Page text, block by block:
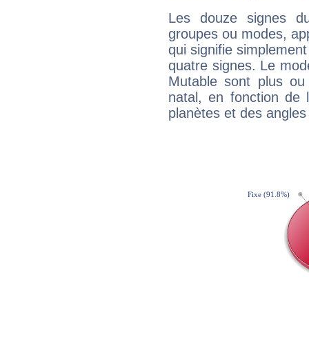
Les douze signes
groupes ou modes,
qui signifie
quatre signes. Le
Mutable sont plus
natal, en fonction de
planètes et des